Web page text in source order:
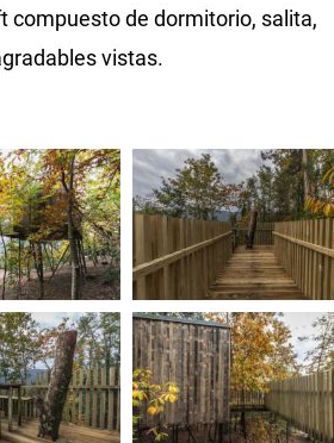
compuesto de dormitorio, salita,
vistas.